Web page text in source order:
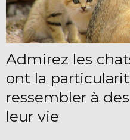
Admirez les
ont la
ressembler à
leur vie